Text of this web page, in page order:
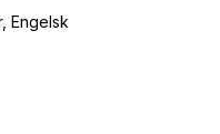
, Engelsk